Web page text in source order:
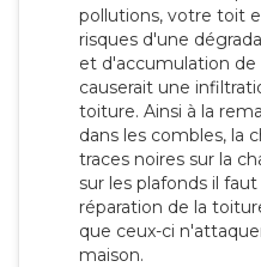
pollutions, votre toit
risques d'une
et d'accumulation de
causerait une
toiture. Ainsi à la
dans les combles, la
traces noires sur la
sur les plafonds il
réparation de la
que ceux-ci
maison.